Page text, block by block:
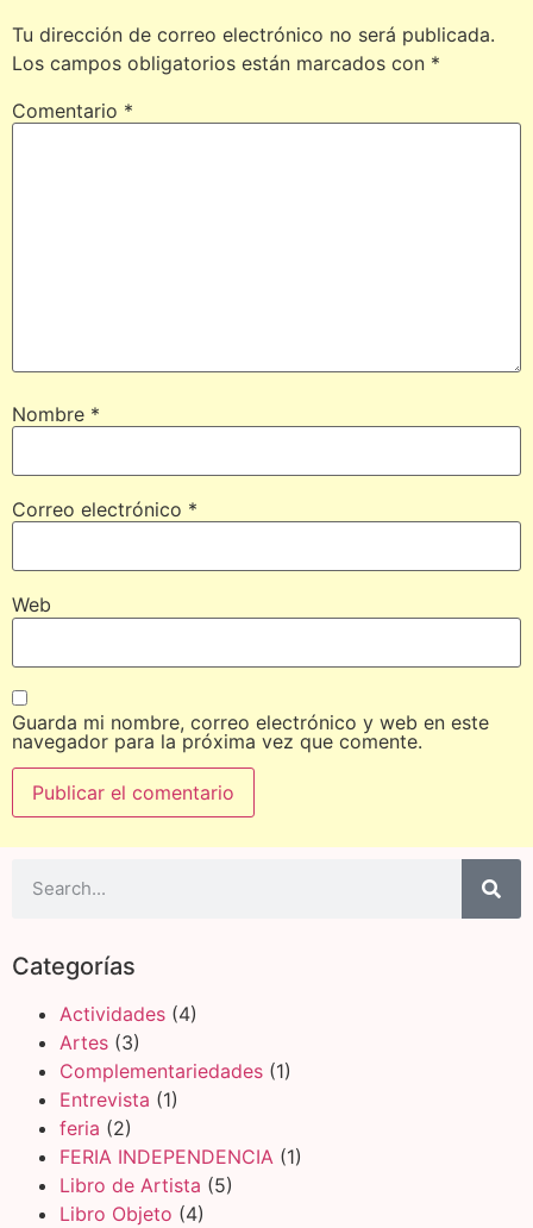
Tu dirección de correo electrónico no será publicada.
Los campos obligatorios están marcados con *
Comentario *
Nombre *
Correo electrónico *
Web
Guarda mi nombre, correo electrónico y web en este
navegador para la próxima vez que comente.
Categorías
Actividades (4)
Artes (3)
Complementariedades (1)
Entrevista (1)
feria (2)
FERIA INDEPENDENCIA (1)
Libro de Artista (5)
Libro Objeto (4)